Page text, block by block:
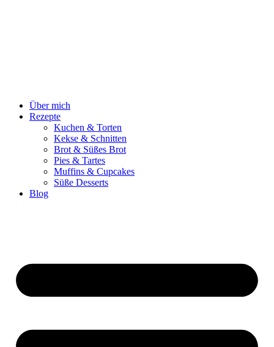
Über mich
Rezepte
Kuchen & Torten
Kekse & Schnitten
Brot & Süßes Brot
Pies & Tartes
Muffins & Cupcakes
Süße Desserts
Blog